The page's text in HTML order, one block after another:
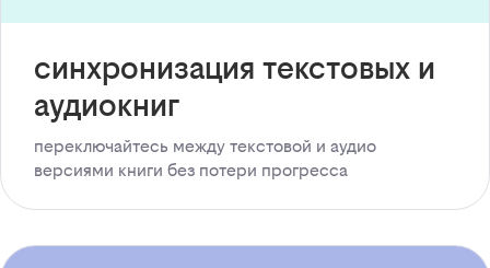
синхронизация текстовых и
аудиокниг
переключайтесь между текстовой и аудио
версиями книги без потери прогресса